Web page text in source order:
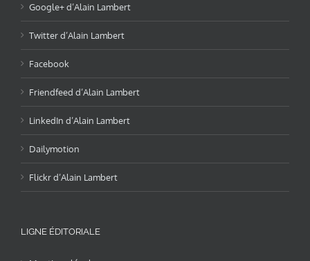
Google+ d’Alain Lambert
Twitter d’Alain Lambert
Facebook
Friendfeed d’Alain Lambert
LinkedIn d’Alain Lambert
Dailymotion
Flickr d’Alain Lambert
LIGNE ÉDITORIALE